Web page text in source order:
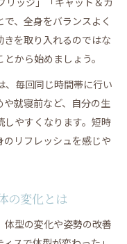
、全身をバランスよく
を取り入れるのではな
から始めましょう。
、毎回同じ時間帯に行い
就寝前など、自分の生
やすくなります。短時
リフレッシュを感じや
の変化とは
体型の変化や姿勢の改善